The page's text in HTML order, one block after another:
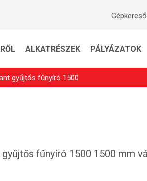
Gépkereső
ALKATRÉSZEK PÁLYÁZATOK
gyűjtős fűnyíró 1500